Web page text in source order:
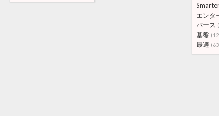
Smarter
エンタ
バース
基盤
最適